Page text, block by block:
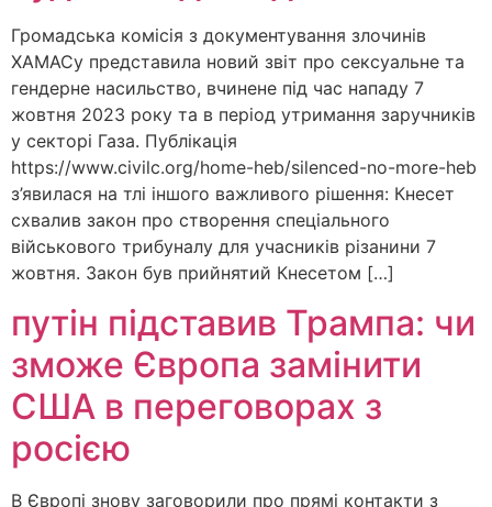
Громадська комісія з документування злочинів
ХАМАСу представила новий звіт про сексуальне та
гендерне насильство, вчинене під час нападу 7
жовтня 2023 року та в період утримання заручників
у секторі Газа. Публікація
https://www.civilc.org/home-heb/silenced-no-more-heb
з’явилася на тлі іншого важливого рішення: Кнесет
схвалив закон про створення спеціального
військового трибуналу для учасників різанини 7
жовтня. Закон був прийнятий Кнесетом […]
путін підставив Трампа: чи
зможе Європа замінити
США в переговорах з
росією
В Європі знову заговорили про прямі контакти з